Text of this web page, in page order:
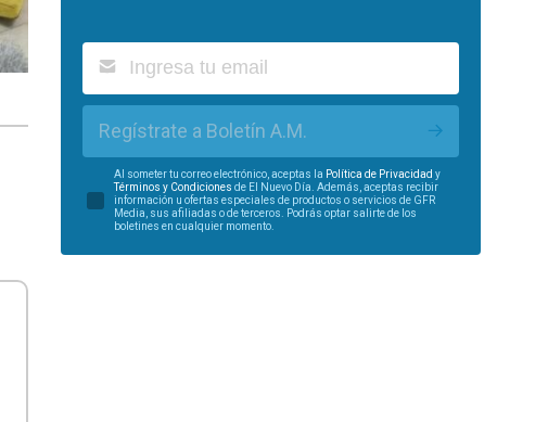
Regístrate a Boletín A.M.
Al someter tu correo electrónico, aceptas la Política de Privacidad y
Términos y Condiciones de El Nuevo Día. Además, aceptas recibir
información u ofertas especiales de productos o servicios de GFR
Media, sus afiliadas o de terceros. Podrás optar salirte de los
boletines en cualquier momento.